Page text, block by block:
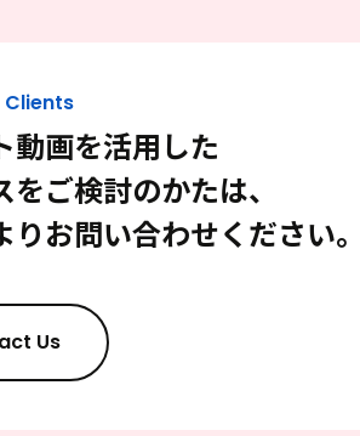
Clients
動画を活用した
をご検討のかたは、
りお問い合わせください。
Us